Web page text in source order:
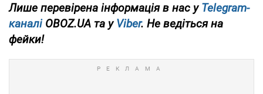
Лише перевірена інформація в нас уTelegram-
каналіOBOZ.UA та уViber. Не ведіться на
фейки!